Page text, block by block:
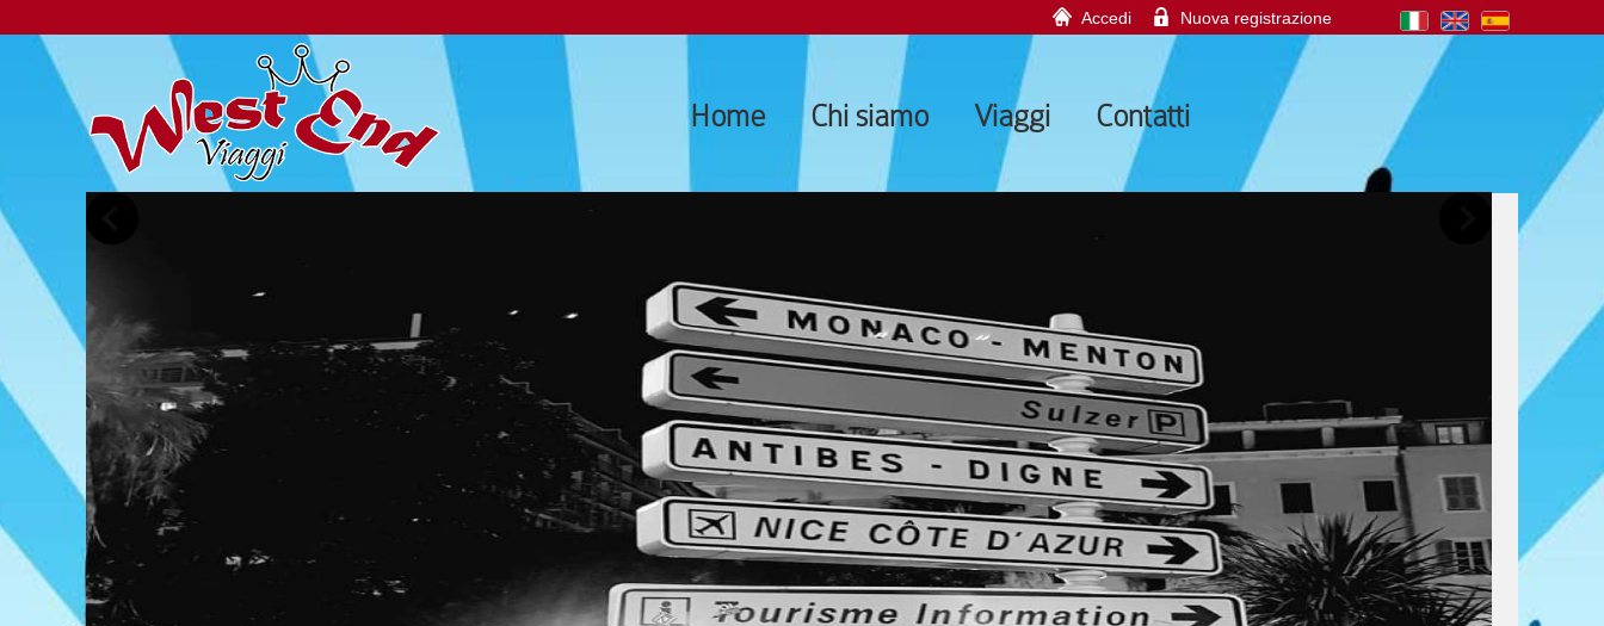
Home Chi siamo Viaggi Contatti
Accedi Nuova registrazione